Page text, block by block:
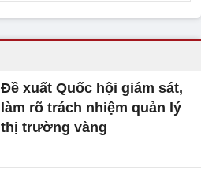
Đề xuất Quốc hội giám sát,
làm rõ trách nhiệm quản lý
thị trường vàng